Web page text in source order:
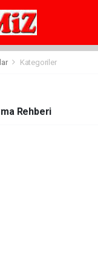
Kategoriler
Rehberi